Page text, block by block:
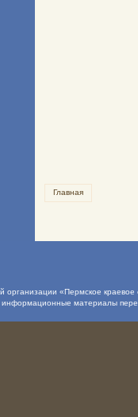
Главная
«Пермское
информационные материалы